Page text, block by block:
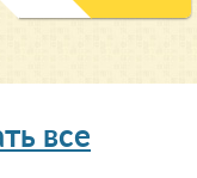
все